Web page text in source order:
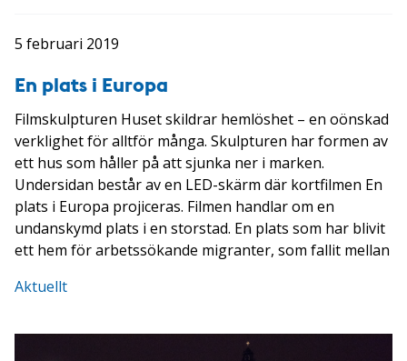
5 februari 2019
En plats i Europa
Filmskulpturen Huset skildrar hemlöshet – en oönskad
verklighet för alltför många. Skulpturen har formen av
ett hus som håller på att sjunka ner i marken.
Undersidan består av en LED-skärm där kortfilmen En
plats i Europa projiceras. Filmen handlar om en
undanskymd plats i en storstad. En plats som har blivit
ett hem för arbetssökande migranter, som fallit mellan
Aktuellt